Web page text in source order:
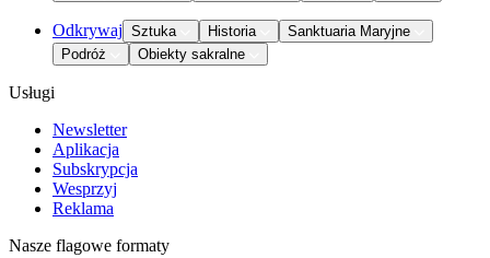
Odkrywaj Sztuka Historia
Sanktuaria Maryjne
Podróż
Obiekty sakralne
Usługi
Newsletter
Aplikacja
Subskrypcja
Wesprzyj
Reklama
Nasze flagowe formaty